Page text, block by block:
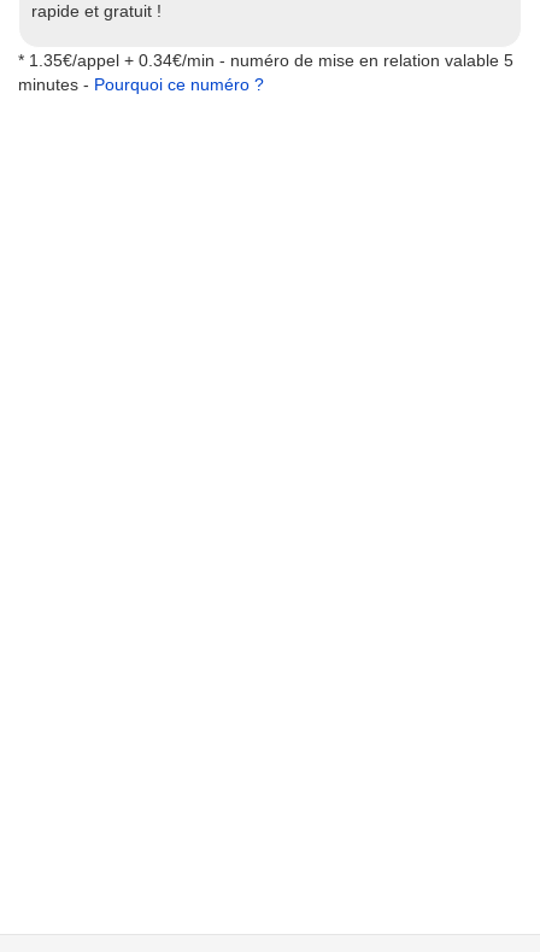
rapide et gratuit !
* 1.35€/appel + 0.34€/min - numéro de mise en relation valable 5
minutes - Pourquoi ce numéro ?